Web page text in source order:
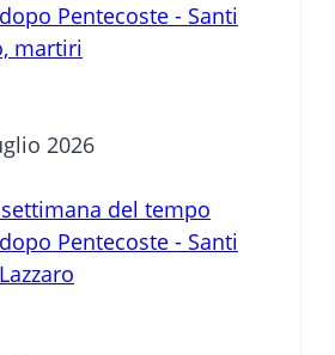
Pentecoste - Santi
martiri
2026
del tempo
Pentecoste - Santi